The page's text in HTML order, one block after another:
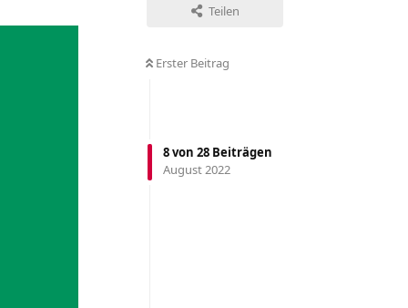
Teilen
Erster Beitrag
8von 28 Beiträgen
August 2022